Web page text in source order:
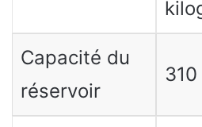
Capacité du
réservoir